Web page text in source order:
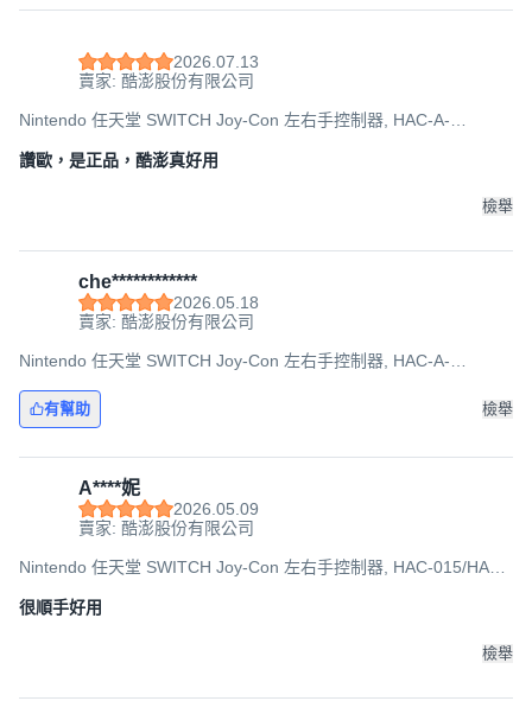
2026.07.13
賣家: 酷澎股份有限公司
Nintendo 任天堂 SWITCH Joy-Con 左右手控制器, HAC-A-
讚歐，是正品，酷澎真好用
檢舉
che************
2026.05.18
賣家: 酷澎股份有限公司
Nintendo 任天堂 SWITCH Joy-Con 左右手控制器, HAC-A-
有幫助 檢舉
A****妮
2026.05.09
賣家: 酷澎股份有限公司
Nintendo 任天堂 SWITCH Joy-Con 左右手控制器, HAC-015/HAC-
很順手好用
檢舉